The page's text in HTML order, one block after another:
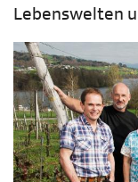
Lebenswelten